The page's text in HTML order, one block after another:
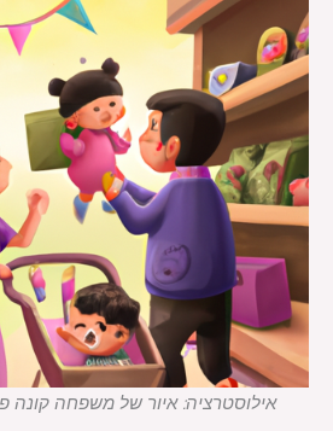
אילוסטרציה: איור של משפחה קונה